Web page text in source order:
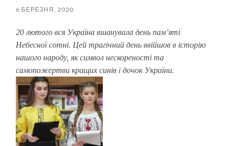
6 БЕРЕЗНЯ, 2020
20 лютого вся Україна вшанувала день пам’яті
Небесної сотні. Цей трагічний день ввійшов в історію
нашого народу, як символ нескореності та
самопожертви кращих синів і дочок України.